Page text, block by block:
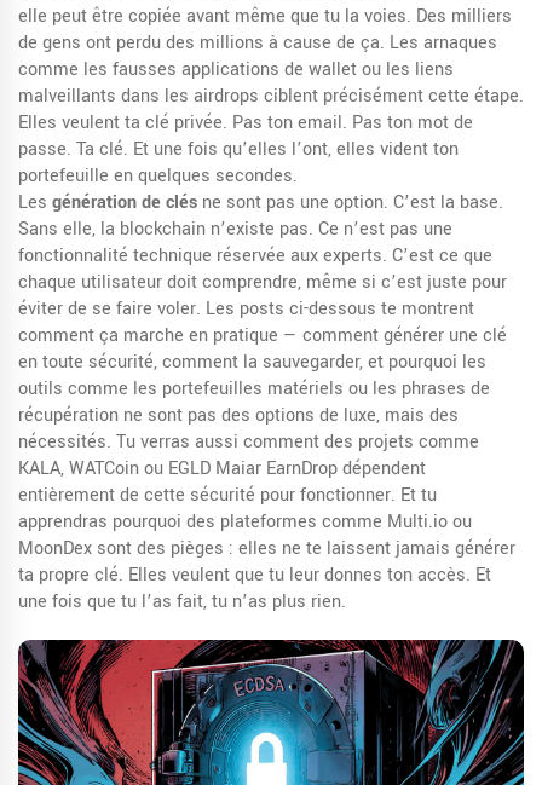
elle peut être copiée avant même que tu la voies. Des milliers
de gens ont perdu des millions à cause de ça. Les arnaques
comme les fausses applications de wallet ou les liens
malveillants dans les airdrops ciblent précisément cette étape.
Elles veulent ta clé privée. Pas ton email. Pas ton mot de
passe. Ta clé. Et une fois qu’elles l’ont, elles vident ton
portefeuille en quelques secondes.
Les génération de clés ne sont pas une option. C’est la base.
Sans elle, la blockchain n’existe pas. Ce n’est pas une
fonctionnalité technique réservée aux experts. C’est ce que
chaque utilisateur doit comprendre, même si c’est juste pour
éviter de se faire voler. Les posts ci-dessous te montrent
comment ça marche en pratique — comment générer une clé
en toute sécurité, comment la sauvegarder, et pourquoi les
outils comme les portefeuilles matériels ou les phrases de
récupération ne sont pas des options de luxe, mais des
nécessités. Tu verras aussi comment des projets comme
KALA, WATCoin ou EGLD Maiar EarnDrop dépendent
entièrement de cette sécurité pour fonctionner. Et tu
apprendras pourquoi des plateformes comme Multi.io ou
MoonDex sont des pièges : elles ne te laissent jamais générer
ta propre clé. Elles veulent que tu leur donnes ton accès. Et
une fois que tu l’as fait, tu n’as plus rien.